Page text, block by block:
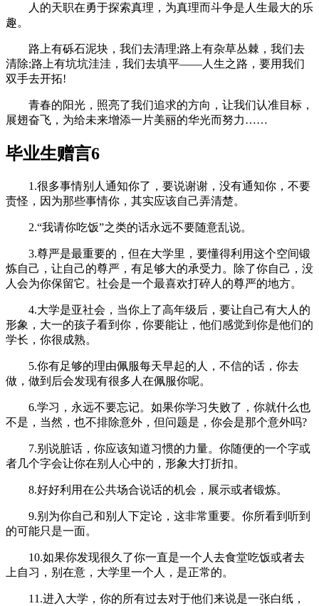
人的天职在勇于探索真理，为真理而斗争是人生最大的乐
趣。
路上有砾石泥块，我们去清理;路上有杂草丛棘，我们去
清除;路上有坑坑洼洼，我们去填平――人生之路，要用我们
双手去开拓!
青春的阳光，照亮了我们追求的方向，让我们认准目标，
展翅奋飞，为给未来增添一片美丽的华光而努力……
毕业生赠言6
1.很多事情别人通知你了，要说谢谢，没有通知你，不要
责怪，因为那些事情你，其实应该自己弄清楚。
2.“我请你吃饭”之类的话永远不要随意乱说。
3.尊严是最重要的，但在大学里，要懂得利用这个空间锻
炼自己，让自己的尊严，有足够大的承受力。除了你自己，没
人会为你保留它。社会是一个最喜欢打碎人的尊严的地方。
4.大学是亚社会，当你上了高年级后，要让自己有大人的
形象，大一的孩子看到你，你要能让，他们感觉到你是他们的
学长，你很成熟。
5.你有足够的理由佩服每天早起的人，不信的话，你去
做，做到后会发现有很多人在佩服你呢。
6.学习，永远不要忘记。如果你学习失败了，你就什么也
不是，当然，也不排除意外，但问题是，你会是那个意外吗?
7.别说脏话，你应该知道习惯的力量。你随便的一个字或
者几个字会让你在别人心中的，形象大打折扣。
8.好好利用在公共场合说话的机会，展示或者锻炼。
9.别为你自己和别人下定论，这非常重要。你所看到听到
的可能只是一面。
10.如果你发现很久了你一直是一个人去食堂吃饭或者去
上自习，别在意，大学里一个人，是正常的。
11.进入大学，你的所有过去对于他们来说是一张白纸，